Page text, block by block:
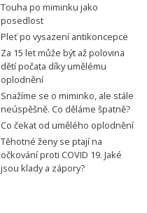
Touha po miminku jako
posedlost
Pleť po vysazení antikoncepce
Za 15 let může být až polovina
dětí počata díky umělému
oplodnění
Snažíme se o miminko, ale stále
neúspěšně. Co děláme špatně?
Co čekat od umělého oplodnění
Těhotné ženy se ptají na
očkování proti COVID 19. Jaké
jsou klady a zápory?